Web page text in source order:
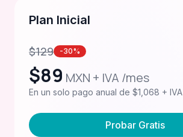
Plan Inicial
$129 -30%
$89 MXN + IVA /mes
En un solo pago anual de $1,068 + IVA
Probar Gratis